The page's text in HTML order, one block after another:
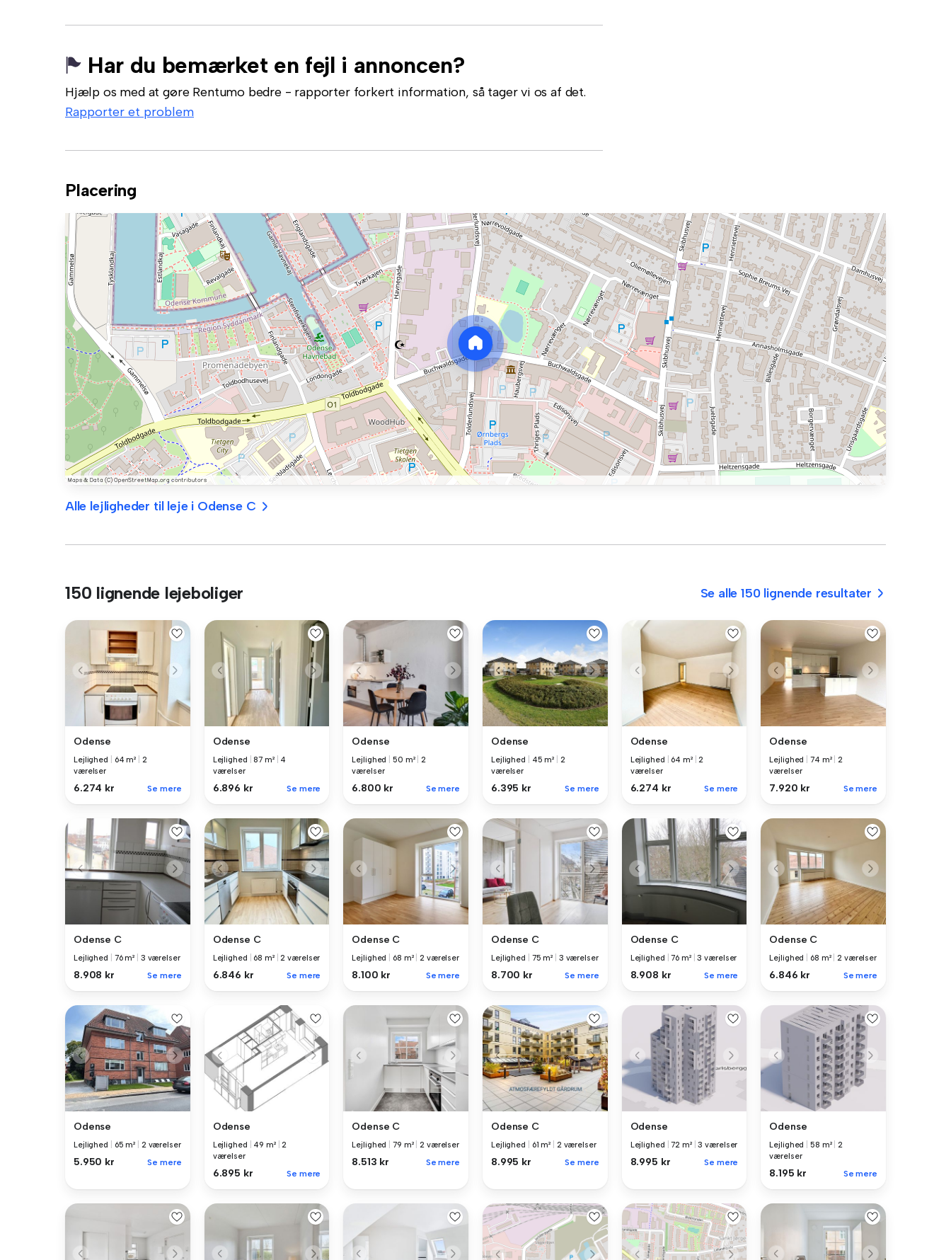
Har du bemærket en fejl i annoncen?
Hjælp os med at gøre Rentumo bedre - rapporter forkert information, så tager vi os af det.
Rapporter et problem
Placering
Alle lejligheder til leje i Odense C
150 lignende lejeboliger Se alle 150 lignende resultater
Odense
Lejlighed 64 m²
2
værelser
6.274 kr Se mere
Odense
Lejlighed |87 m²
4
værelser
6.896 kr Se mere
Odense
Lejlighed 50 m² |2
værelser
6.800 kr Se mere
Odense
Lejlighed 45 m²
2
værelser
6.395 kr Se mere
Odense
Lejlighed 64 m² |2
værelser
6.274 kr Se mere
Odense
Lejlighed 74 m² |2
værelser
7.920 kr Se mere
Odense C
Lejlighed 76 m² 3 værelser
8.908 kr Se mere
Odense C
Lejlighed 68 m² |2 værelser
6.846 kr Se mere
Odense C
Lejlighed 68 m² |2 værelser
8.100 kr Se mere
Odense C
Lejlighed 75 m² 3 værelser
8.700 kr Se mere
Odense C
Lejlighed |76 m² |3 værelser
8.908 kr Se mere
Odense C
Lejlighed 68 m² |2 værelser
6.846 kr Se mere
Odense
Lejlighed 65 m² 2 værelser
5.950 kr Se mere
Odense
Lejlighed 49 m² |2
værelser
6.895 kr Se mere
Odense C
Lejlighed 79 m² |2 værelser
8.513 kr Se mere
Odense C
Lejlighed 61 m² 2 værelser
8.995 kr Se mere
Odense
Lejlighed |72 m² |3 værelser
8.995 kr Se mere
Odense
Lejlighed 58 m² |2
værelser
8.195 kr Se mere